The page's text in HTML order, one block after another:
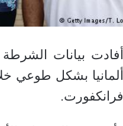
فرانكفورت.